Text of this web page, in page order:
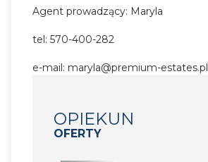
Agent prowadzący: Maryla
tel: 570-400-282
e-mail: maryla@premium-estates.pl
OPIEKUN
OFERTY